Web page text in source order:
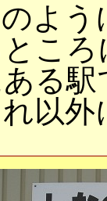
よう
こ
る
以